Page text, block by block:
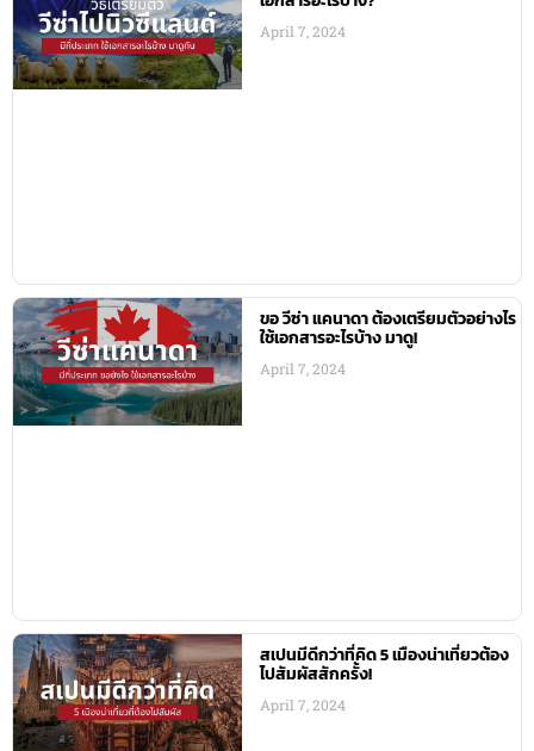
April 7, 2024
ขอ วีซ่า แคนาดา ต้องเตรียมตัวอย่างไร
ใช้เอกสารอะไรบ้าง มาดู!
April 7, 2024
สเปนมีดีกว่าที่คิด 5 เมืองน่าเที่ยวต้อง
ไปสัมผัสสักครั้ง!
April 7, 2024